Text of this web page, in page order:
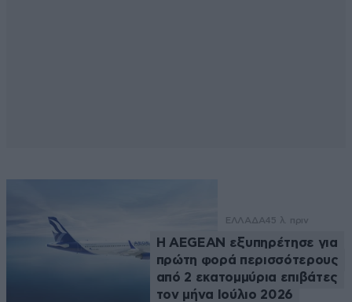
ΕΛΛΑΔΑ45 λ. πριν
Η AEGEAN εξυπηρέτησε για
πρώτη φορά περισσότερους
από 2 εκατομμύρια επιβάτες
τον μήνα Ιούλιο 2026